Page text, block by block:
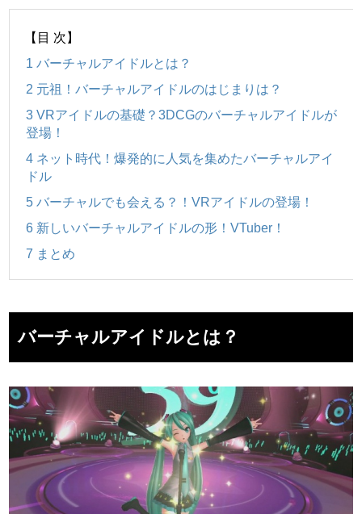
【目 次】
1 バーチャルアイドルとは？
2 元祖！バーチャルアイドルのはじまりは？
3 VRアイドルの基礎？3DCGのバーチャルアイドルが
登場！
4 ネット時代！爆発的に人気を集めたバーチャルアイ
ドル
5 バーチャルでも会える？！VRアイドルの登場！
6 新しいバーチャルアイドルの形！VTuber！
7 まとめ
バーチャルアイドルとは？